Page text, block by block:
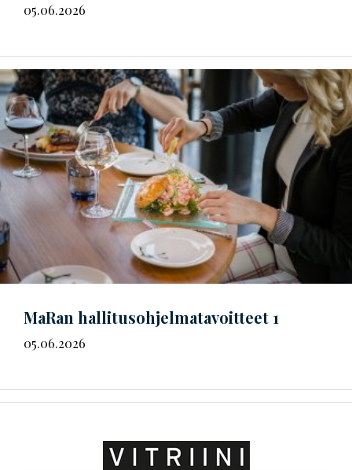
05.06.2026
MaRan hal­li­tus­oh­jel­ma­ta­voit­teet 1
05.06.2026